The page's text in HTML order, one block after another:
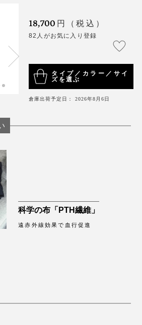
いようにくるまれ、ロゴが入って
でした。
にお気に入り。年齢とともに筋肉
寝る時に太ももやふくらはぎあた
のですが、『VENEX』のタイツの
こんなに薄い生地なのに不思議で
したが、今朝起きてみるといつも
ッキリしていました。
18,700 円（税込）
82人がお気に入り登録
タイプ／カラー／サイ
ズを選ぶ
倉庫出荷予定日： 2026年8月6日
科学の布「PTH繊維」
遠赤外線効果で血行促進